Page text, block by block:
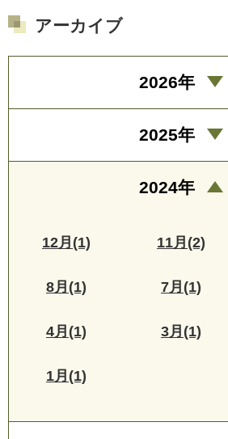
アーカイブ
2026年
2025年
2024年
12月(1) 11月(2)
8月(1) 7月(1)
4月(1) 3月(1)
1月(1)